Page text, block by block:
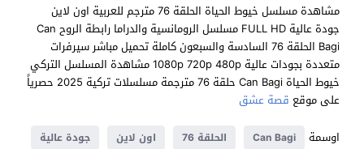
مشاهدة مسلسل خيوط الحياة الحلقة 76 مترجم للعربية اون لاين
جودة عالية FULL HD مسلسل الرومانسية والدراما رابطة الروح Can
Bagi الحلقة 76 السادسة والسبعون كاملة تحميل مباشر سيرفرات
متعددة بجودات عالية 1080p 720p 480p مشاهدة المسلسل التركي
خيوط الحياة Can Bagi حلقة 76 مترجمة مسلسلات تركية 2025 حصرياً
على موقع قصة عشق
اوسمة
Can Bagi الحلقة 76 اون لاين
جودة عالية